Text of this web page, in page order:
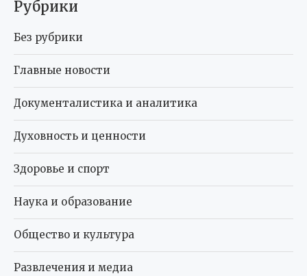
Рубрики
Без рубрики
Главные новости
Документалистика и аналитика
Духовность и ценности
Здоровье и спорт
Наука и образование
Общество и культура
Развлечения и медиа